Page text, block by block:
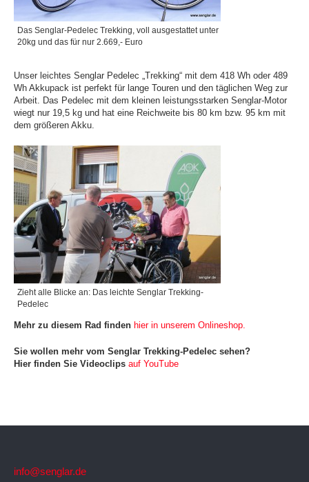
Das Senglar-Pedelec Trekking, voll ausgestattet unter
20kg und das für nur 2.669,- Euro
Unser leichtes Senglar Pedelec „Trekking“ mit dem 418 Wh oder 489
Wh Akkupack ist perfekt für lange Touren und den täglichen Weg zur
Arbeit. Das Pedelec mit dem kleinen leistungsstarken Senglar-Motor
wiegt nur 19,5 kg und hat eine Reichweite bis 80 km bzw. 95 km mit
dem größeren Akku.
Zieht alle Blicke an: Das leichte Senglar Trekking-
Pedelec
Mehr zu diesem Rad finden hier in unserem Onlineshop.
Sie wollen mehr vom Senglar Trekking-Pedelec sehen?
Hier finden Sie Videoclips auf YouTube
info@senglar.de